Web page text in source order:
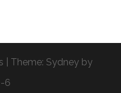
Theme: Sydney by
6